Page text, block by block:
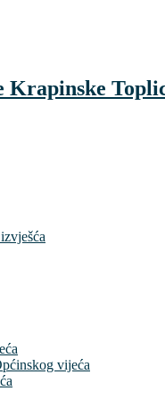
Krapinske
vijeća